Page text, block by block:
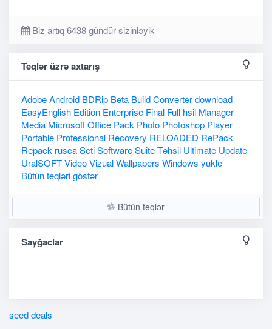
Biz artıq 6438 gündür sizinləyik
Teqlər üzrə axtarış
AdobeAndroid BDRip Beta BuildConverterdownload
EasyEnglish Edition Enterprise Final Full hsil Manager
Media MicrosoftOffice Pack Photo Photoshop Player
Portable Professional Recovery RELOADED RePack
Repack ruscaSetiSoftwareSuiteTəhsil Ultimate Update
UralSOFTVideoVizualWallpapers Windows yukle
Bütün teqləri göstər
Bütün teqlər
Sayğaclar
seed deals